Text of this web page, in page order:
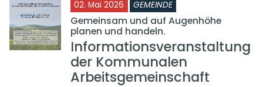
02. Mai 2026 GEMEINDE
Gemeinsam und auf Augenhöhe
planen und handeln.
Informationsveranstaltung
der Kommunalen
Arbeitsgemeinschaft